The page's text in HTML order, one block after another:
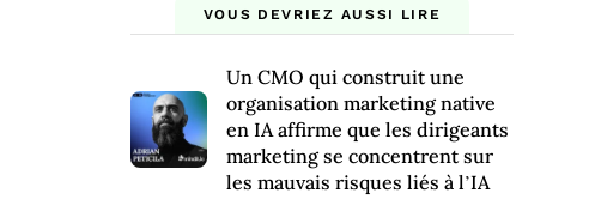
VOUS DEVRIEZ AUSSI LIRE
Un CMO qui construit une
organisation marketing native
en IA affirme que les dirigeants
marketing se concentrent sur
les mauvais risques liés à l’IA